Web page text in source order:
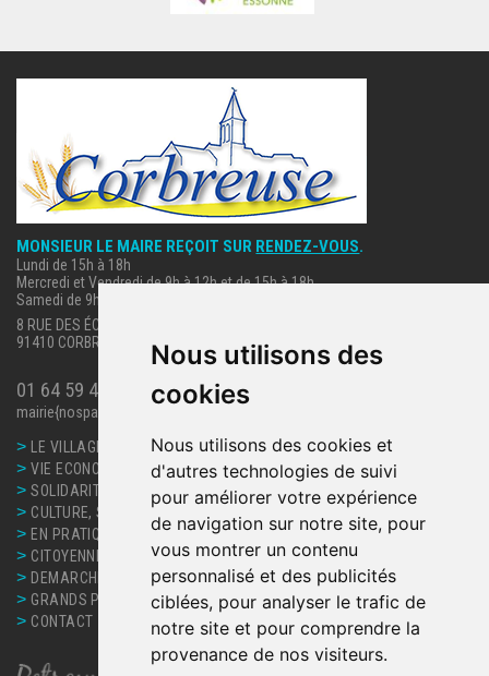
Nous utilisons des
cookies
Nous utilisons des cookies et
d'autres technologies de suivi
pour améliorer votre expérience
de navigation sur notre site, pour
vous montrer un contenu
personnalisé et des publicités
ciblées, pour analyser le trafic de
notre site et pour comprendre la
provenance de nos visiteurs.
MONSIEUR LE MAIRE REÇOIT SUR RENDEZ-VOUS.
Lundi de 15h à 18h
Mercredi et Vendredi de 9h à 12h et de 15h à 18h
Samedi de 9h à 12h.
8 RUE DES ÉCOLES
91410 CORBREUSE
01 64 59 40 63
mairie{nospam}corbreuse.fr
> LE VILLAGE
>VIE ECONOMIQUE
>SOLIDARITE, SANTE
> CULTURE, SPORT ET LOISIRS
> EN PRATIQUE
> CITOYENNETE
> DEMARCHES ET SERVICES
> GRANDS PROJETS
> CONTACT